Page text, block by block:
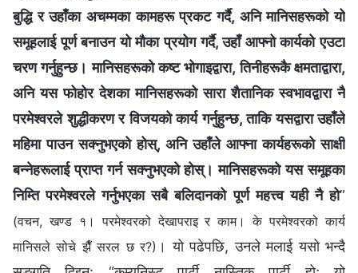
बुद्धि र उहाँका अचम्‍मका कामहरू प्रकट गर्दै, अनि मानिसहरूको यो
समूहलाई पूर्ण बनाउन यो मौका प्रयोग गर्दै, उहाँ आफ्नो कार्यको एउटा
चरण गर्नुहुन्छ। मानिसहरूको कष्ट भोगाइद्वारा, तिनीहरूकै क्षमताद्वारा,
अनि यस फोहोर देशका मानिसहरूको सारा शैतानिक स्वभावद्वारा नै
परमेश्‍वरले शुद्धीकरण र विजयको कार्य गर्नुहुन्छ, ताकि यसद्वारा उहाँले
महिमा पाउन सक्‍नुभएको होस्, अनि उहाँले आफ्‍ना कार्यहरूको साक्षी
बन्‍नेहरूलाई प्राप्त गर्न सक्‍नुभएको होस्। मानिसहरूको यस समूहका
निम्ति परमेश्‍वरले गर्नुभएका सबै बलिदानको पूर्ण महत्त्व यही नै हो”
(वचन, खण्ड १। परमेश्‍वरको देखापराइ र काम। के परमेश्‍वरको कार्य
मानिसले सोचे झैँ सरल छ र?) । यो पढेपछि, उनले मलाई यसो भन्दै